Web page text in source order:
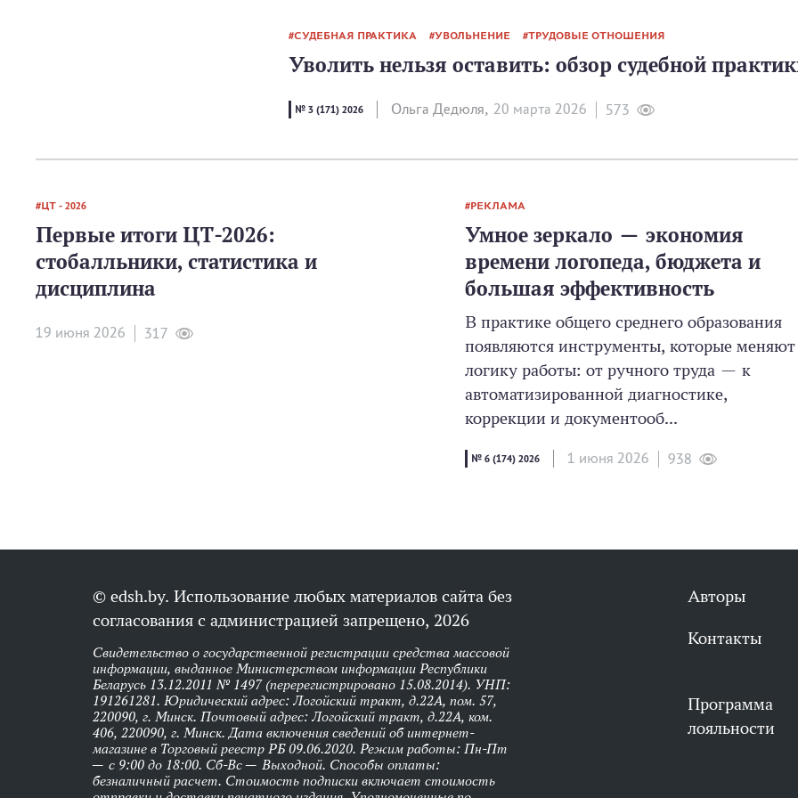
СУДЕБНАЯ ПРАКТИКА УВОЛЬНЕНИЕ ТРУДОВЫЕ ОТНОШЕНИЯ
Уволить нельзя оставить: обзор судебной
№ 3 (171) 2026 Ольга Дедюля, 20 мартa 2026 573
ЦТ - 2026
Первые итоги ЦТ-2026:
стобалльники, статистика и
дисциплина
19 июня 2026 317
РЕКЛАМА
Умное зеркало — экономия
времени логопеда, бюджета и
большая эффективность
В практике общего среднего образования
появляются инструменты, которые меняют
логику работы: от ручного труда — к
автоматизированной диагностике,
коррекции и документооб...
№ 6 (174) 2026 1 июня 2026 938
© edsh.by. Использование любых материалов сайта без
согласования с администрацией запрещено, 2026
Свидетельство о государственной регистрации средства массовой
информации, выданное Министерством информации Республики
Беларусь 13.12.2011 № 1497 (перерегистрировано 15.08.2014). УНП:
191261281. Юридический адрес: Логойский тракт, д.22А, пом. 57,
220090, г. Минск. Почтовый адрес: Логойский тракт, д.22А, ком.
406, 220090, г. Минск. Дата включения сведений об интернет-
магазине в Торговый реестр РБ 09.06.2020. Режим работы: Пн-Пт
— с 9:00 до 18:00. Сб-Вс — Выходной. Способы оплаты:
безналичный расчет. Стоимость подписки включает стоимость
Авторы
Контакты
Программа
лояльности